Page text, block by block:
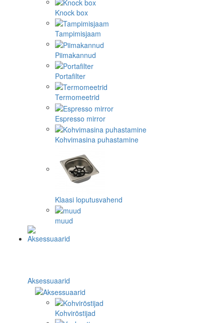
Knock box
Tampimisjaam
Piimakannud
Portafilter
Termomeetrid
Espresso mirror
Kohvimasina puhastamine
Klaasi loputusvahend
muud
Aksessuaarid
Kohviröstijad